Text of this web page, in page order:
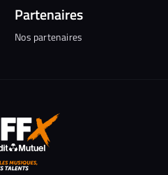
Partenaires
Nos partenaires